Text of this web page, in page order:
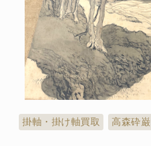
掛軸・掛け軸買取 高森砕巌